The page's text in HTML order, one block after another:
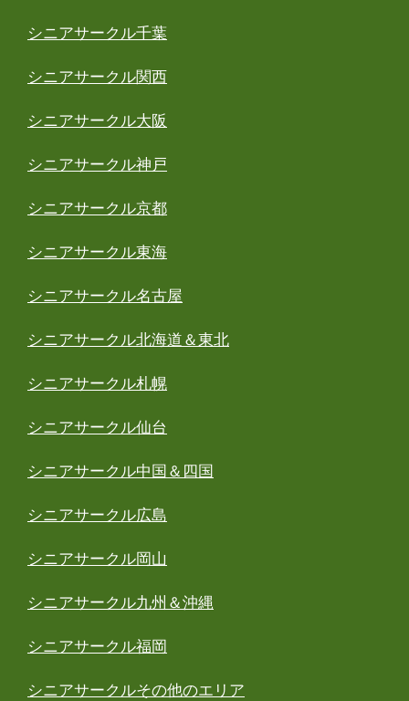
シニアサークル千葉
シニアサークル関西
シニアサークル大阪
シニアサークル神戸
シニアサークル京都
シニアサークル東海
シニアサークル名古屋
シニアサークル北海道＆東北
シニアサークル札幌
シニアサークル仙台
シニアサークル中国＆四国
シニアサークル広島
シニアサークル岡山
シニアサークル九州＆沖縄
シニアサークル福岡
シニアサークルその他のエリア